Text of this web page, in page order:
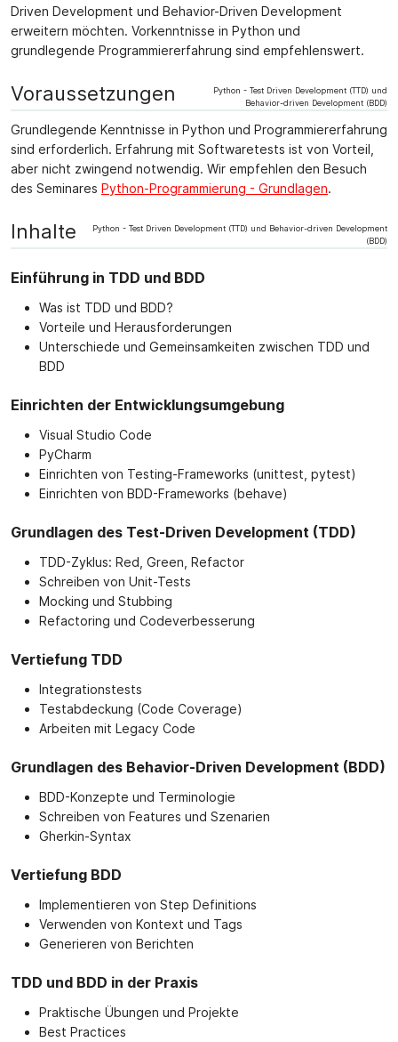
Driven Development und Behavior-Driven Development
erweitern möchten. Vorkenntnisse in Python und
grundlegende Programmiererfahrung sind empfehlenswert.
Voraussetzungen
Python - Test Driven Development (TTD) und
Behavior-driven Development (BDD)
Grundlegende Kenntnisse in Python und Programmiererfahrung
sind erforderlich. Erfahrung mit Softwaretests ist von Vorteil,
aber nicht zwingend notwendig. Wir empfehlen den Besuch
des Seminares Python-Programmierung - Grundlagen.
Inhalte
Python - Test Driven Development (TTD) und Behavior-driven Development
(BDD)
Einführung in TDD und BDD
Was ist TDD und BDD?
Vorteile und Herausforderungen
Unterschiede und Gemeinsamkeiten zwischen TDD und
BDD
Einrichten der Entwicklungsumgebung
Visual Studio Code
PyCharm
Einrichten von Testing-Frameworks (unittest, pytest)
Einrichten von BDD-Frameworks (behave)
Grundlagen des Test-Driven Development (TDD)
TDD-Zyklus: Red, Green, Refactor
Schreiben von Unit-Tests
Mocking und Stubbing
Refactoring und Codeverbesserung
Vertiefung TDD
Integrationstests
Testabdeckung (Code Coverage)
Arbeiten mit Legacy Code
Grundlagen des Behavior-Driven Development (BDD)
BDD-Konzepte und Terminologie
Schreiben von Features und Szenarien
Gherkin-Syntax
Vertiefung BDD
Implementieren von Step Definitions
Verwenden von Kontext und Tags
Generieren von Berichten
TDD und BDD in der Praxis
Praktische Übungen und Projekte
Best Practices